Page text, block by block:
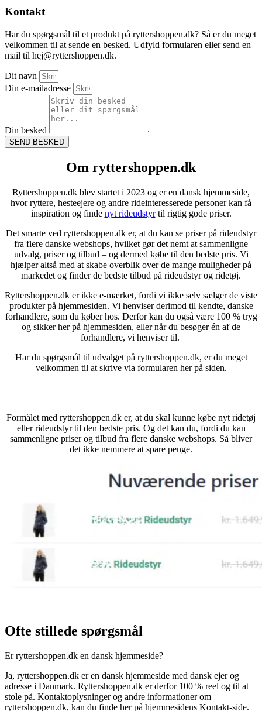
Kontakt
Har du spørgsmål til et produkt på ryttershoppen.dk? Så er du meget
velkommen til at sende en besked. Udfyld formularen eller send en
mail til hej@ryttershoppen.dk.
Dit navn
Din e-mailadresse
Din besked
SEND BESKED
Om ryttershoppen.dk
Ryttershoppen.dk blev startet i 2023 og er en dansk hjemmeside,
hvor ryttere, hesteejere og andre rideinteresserede personer kan få
inspiration og finde nyt rideudstyrtil rigtig gode priser.
Det smarte ved ryttershoppen.dk er, at du kan se priser på rideudstyr
fra flere danske webshops, hvilket gør det nemt at sammenligne
udvalg, priser og tilbud – og dermed købe til den bedste pris. Vi
hjælper altså med at skabe overblik over de mange muligheder på
markedet og finder de bedste tilbud på rideudstyr og ridetøj.
Ryttershoppen.dk er ikke e-mærket, fordi vi ikke selv sælger de viste
produkter på hjemmesiden. Vi henviser derimod til kendte, danske
forhandlere, som du køber hos. Derfor kan du også være 100 % tryg
og sikker her på hjemmesiden, eller når du besøger én af de
forhandlere, vi henviser til.
Har du spørgsmål til udvalget på ryttershoppen.dk, er du meget
velkommen til at skrive via formularen her på siden.
Formålet med ryttershoppen.dk er, at du skal kunne købe nyt ridetøj
eller rideudstyr til den bedste pris. Og det kan du, fordi du kan
sammenligne priser og tilbud fra flere danske webshops. Så bliver
det ikke nemmere at spare penge.
Ofte stillede spørgsmål
Er ryttershoppen.dk en dansk hjemmeside?
Ja, ryttershoppen.dk er en dansk hjemmeside med dansk ejer og
adresse i Danmark. Ryttershoppen.dk er derfor 100 % reel og til at
stole på. Kontaktoplysninger og andre informationer om
ryttershoppen.dk, kan du finde her på hjemmesidens Kontakt-side.